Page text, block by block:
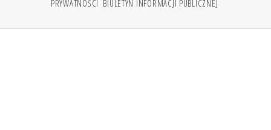
PRYWATNOŚCI BIULETYN INFORMACJI PUBLICZNEJ